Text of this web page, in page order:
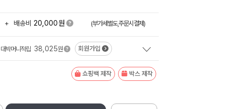
+ 배송비 20,000원 (부가세별도,주문시결제)
대박머니적립 38,025원 회원가입
쇼핑백 제작 박스 제작